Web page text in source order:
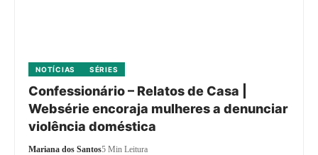
NOTÍCIAS SÉRIES
Confessionário – Relatos de Casa |
Websérie encoraja mulheres a denunciar
violência doméstica
Mariana dos Santos5 Min Leitura